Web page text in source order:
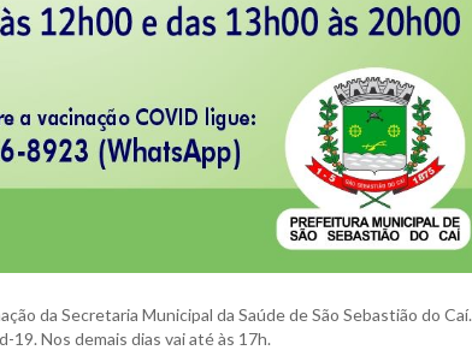
da Secretaria Municipal da Saúde de São Sebastião do Caí.
19. Nos demais dias vai até às 17h.